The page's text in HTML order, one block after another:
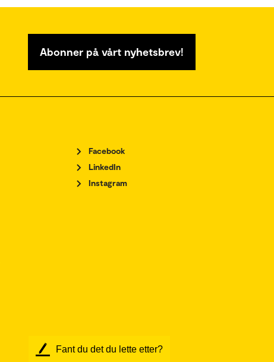
Abonner på vårt nyhetsbrev!
Facebook
LinkedIn
Instagram
Fant du det du lette etter?